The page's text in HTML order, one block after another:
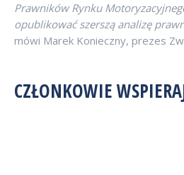
Prawników Rynku
opublikować szerszą analizę
mówi Marek Konieczny, prezes
CZŁONKOWIE